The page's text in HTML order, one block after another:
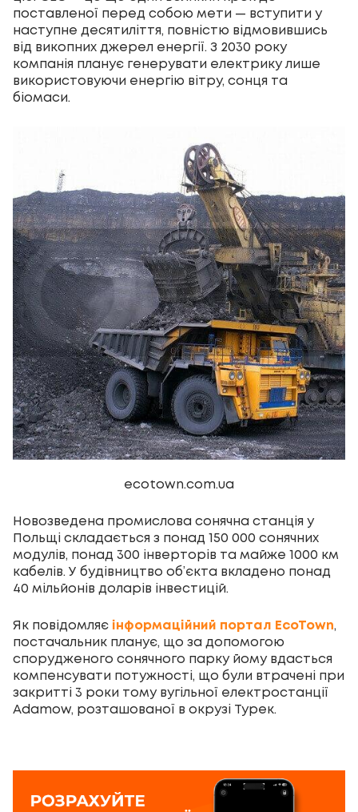
поставленої перед собою мети — вступити у
наступне десятиліття, повністю відмовившись
від викопних джерел енергії. З 2030 року
компанія планує генерувати електрику лише
використовуючи енергію вітру, сонця та
біомаси.
ecotown.com.ua
Новозведена промислова сонячна станція у
Польщі складається з понад 150 000 сонячних
модулів, понад 300 інверторів та майже 1000 км
кабелів. У будівництво об’єкта вкладено понад
40 мільйонів доларів інвестицій.
Як повідомляє інформаційний портал EcoTown,
постачальник планує, що за допомогою
спорудженого сонячного парку йому вдасться
компенсувати потужності, що були втрачені при
закритті 3 роки тому вугільної електростанції
Adamow, розташованої в окрузі Турек.